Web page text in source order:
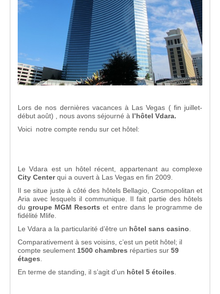
Lors de nos dernières vacances à Las Vegas ( fin juillet-
début août) , nous avons séjourné à l’hôtel Vdara.
Voici notre compte rendu sur cet hôtel:
Le Vdara est un hôtel récent, appartenant au complexe
City Centerqui a ouvert à Las Vegas en fin 2009.
Il se situe juste à côté des hôtels Bellagio, Cosmopolitan et
Aria avec lesquels il communique. Il fait partie des hôtels
dugroupe MGM Resorts et entre dans le programme de
fidélité Mlife.
Le Vdara a la particularité d’être un hôtel sans casino
Comparativement à ses voisins, c’est un petit hôtel; il
compte seulement 1500 chambres réparties sur 59
étages
En terme de standing, il s’agit d’un hôtel 5 étoiles